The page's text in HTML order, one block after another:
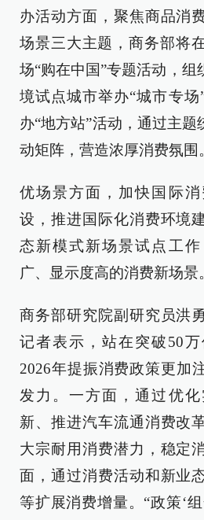
办活动方面，聚焦商品消
场景三大主题，商务部将
场“购在中国”专题活动，组
境试点城市举办“城市专
办“地方站”活动，通过主
动矩阵，营造浓厚消费氛围
优场景方面，加快国际
设，推进国际化消费环境
态新模式新场景试点工
广、显示度高的消费新场景
商务部研究院副研究员洪
记者表示，站在突破50万
2026年提振消费政策更加
发力。一方面，通过优
新、推进汽车流通消费改
大宗耐用消费潜力，稳定
面，通过消费活动和新业
等扩展消费增量。“政策‘